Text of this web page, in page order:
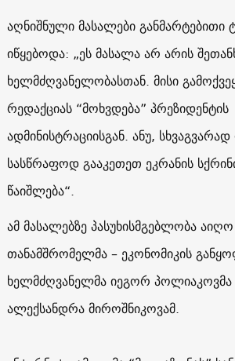
აღნიშნული მასალები განმარტებითი
იწყებოდა: „ეს მასალა არ არის
ხელმძღვანელობასთან. მისი
რედაქციას “მოხვდება” პრეზიდენტის
ადმინისტრაციისგან. ანუ,
სასწრაფოდ გააკეთეთ ეკრანის
წაიშლება“.
ამ მასალებზე პასუხისმგებლობა
თანამშრომელმა – ეკონომიკის
ხელმძღვანელმა იეგორ
ალექსანდრა მიროშნიკოვამ.